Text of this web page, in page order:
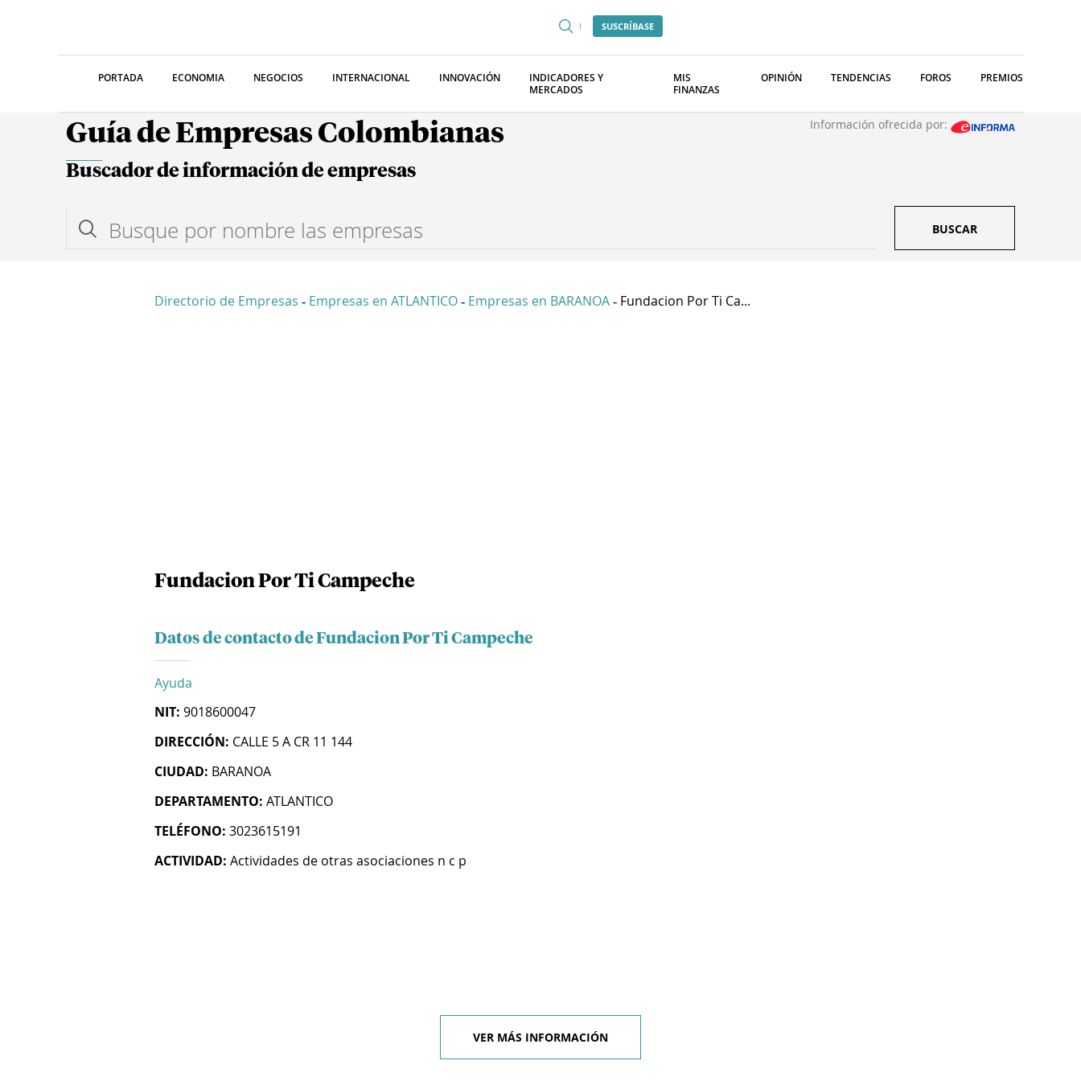
SUSCRÍBASE
PORTADA ECONOMIA NEGOCIOS INTERNACIONAL INNOVACIÓN
INDICADORES Y
MERCADOS
MIS
FINANZAS
OPINIÓN TENDENCIAS FOROS PREMIOS
Guía de Empresas Colombianas Información ofrecida por:
Buscador de información de empresas
BUSCAR
Directorio de Empresas - Empresas en ATLANTICO - Empresas en BARANOA - Fundacion Por Ti Ca...
Fundacion Por Ti Campeche
Datos de contacto de Fundacion Por Ti Campeche
Ayuda
NIT: 9018600047
DIRECCIÓN: CALLE 5 A CR 11 144
CIUDAD: BARANOA
DEPARTAMENTO: ATLANTICO
TELÉFONO: 3023615191
ACTIVIDAD: Actividades de otras asociaciones n c p
VER MÁS INFORMACIÓN